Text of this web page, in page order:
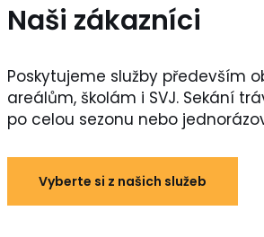
Naši zákazníci
Poskytujeme služby především
areálům, školám i SVJ. Sekání
po celou sezonu nebo
Vyberte si z našich služeb